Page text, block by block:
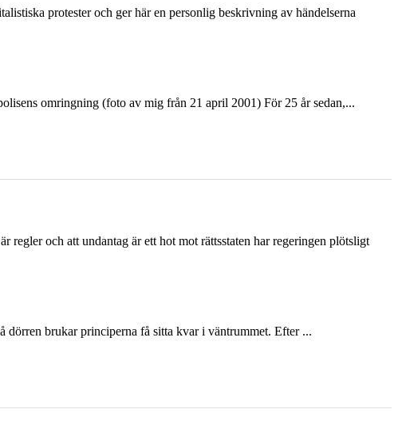
protester och ger här en personlig beskrivning av händelserna
omringning (foto av mig från 21 april 2001) För 25 år sedan,...
och att undantag är ett hot mot rättsstaten har regeringen plötsligt
brukar principerna få sitta kvar i väntrummet. Efter ...